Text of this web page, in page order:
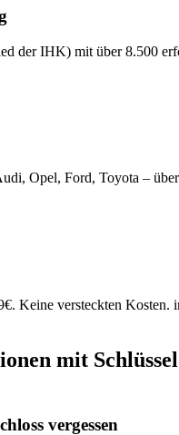
der IHK) mit über 8.500
Opel, Ford, Toyota –
Keine versteckten Kosten.
mit
vergessen